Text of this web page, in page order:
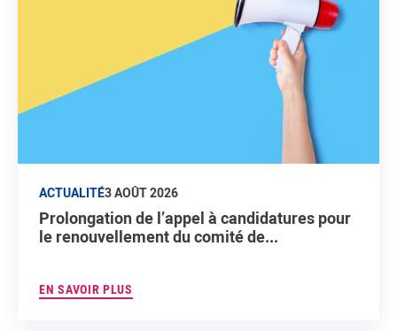
ACTUALITÉ3 AOÛT 2026
Prolongation de l’appel à candidatures pour
le renouvellement du comité de...
EN SAVOIR PLUS